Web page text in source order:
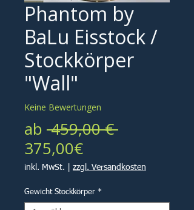
Phantom by
BaLu Eisstock /
Stockkörper
"Wall"
Keine Bewertungen
ab 459,00 €
375,00€Sale-
Preis
inkl. MwSt. zzgl. Versandkosten
Gewicht Stockkörper *